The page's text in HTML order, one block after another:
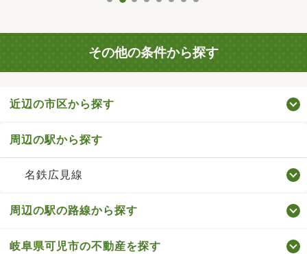
その他の条件から探す
近辺の市区から探す
周辺の駅から探す
名鉄広見線
周辺の駅の路線から探す
岐阜県可児市の不動産を探す